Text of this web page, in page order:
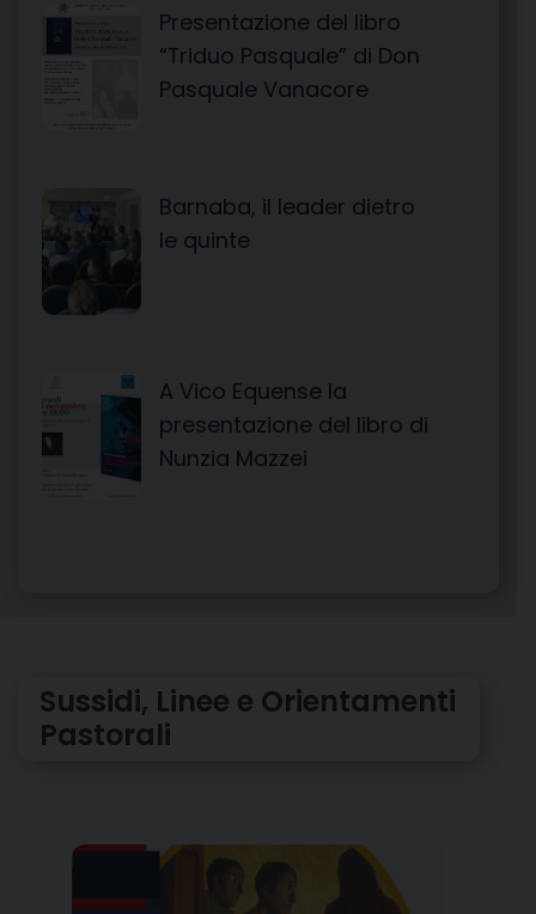
Presentazione del libro
“Triduo Pasquale” di Don
Pasquale Vanacore
Barnaba, il leader dietro
le quinte
A Vico Equense la
presentazione del libro di
Nunzia Mazzei
Sussidi, Linee e Orientamenti
Pastorali